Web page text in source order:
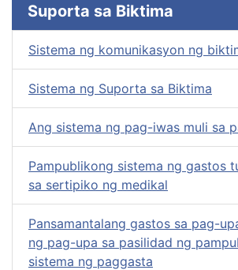
Suporta sa Biktima
Sistema ng komunikasyon ng
Sistema ng Suporta sa Biktima
Ang sistema ng pag-iwas muli sa
Pampublikong sistema ng gastos
sa sertipiko ng medikal
Pansamantalang gastos sa pag-
ng pag-upa sa pasilidad ng
sistema ng paggasta